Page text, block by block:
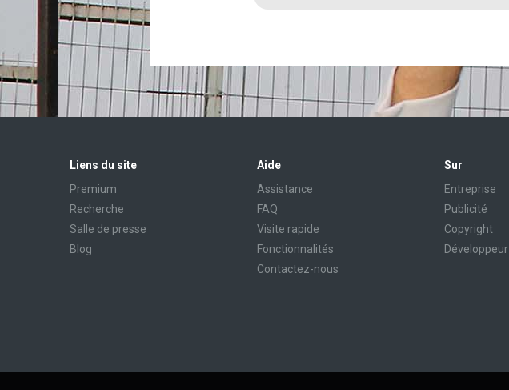
Liens du site
Premium
Recherche
Salle de presse
Blog
Aide
Assistance
FAQ
Visite rapide
Fonctionnalités
Contactez-nous
Sur
Entreprise
Publicité
Copyright
Développeur